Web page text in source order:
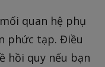
quan hệ phụ
phức tạp. Điều
hồi quy nếu bạn